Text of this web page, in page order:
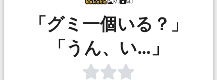
MJ MJ
「グミ一個いる？」
「うん、い…」